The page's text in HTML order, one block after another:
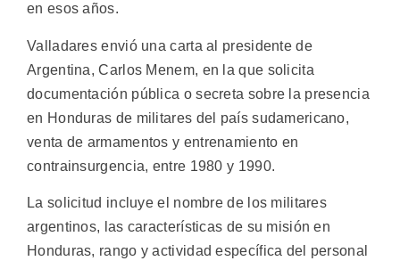
en esos años.
Valladares envió una carta al presidente de
Argentina, Carlos Menem, en la que solicita
documentación pública o secreta sobre la presencia
en Honduras de militares del país sudamericano,
venta de armamentos y entrenamiento en
contrainsurgencia, entre 1980 y 1990.
La solicitud incluye el nombre de los militares
argentinos, las características de su misión en
Honduras, rango y actividad específica del personal